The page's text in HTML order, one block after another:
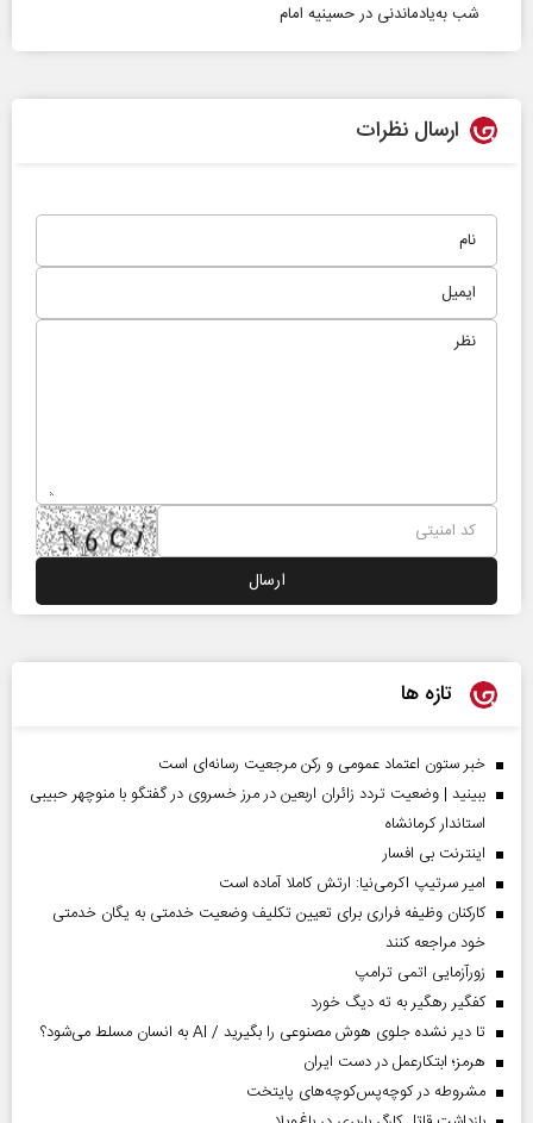
شب به‌یادماندنی در حسینیه امام
ارسال نظرات
تازه ها
خبر ستون اعتماد عمومی و رکن مرجعیت رسانه‌ای است
ببینید | وضعیت تردد زائران اربعین در مرز خسروی در گفتگو با منوچهر حبیبی
استاندار کرمانشاه
اینترنت بی افسار
امیر سرتیپ اکرمی‌نیا: ارتش کاملا آماده است
کارکنان وظیفه فراری برای تعیین تکلیف وضعیت خدمتی به یگان خدمتی
خود مراجعه کنند
زورآزمایی اتمی ترامپ
کفگیر رهگیر به ته دیگ خورد
تا دیر نشده جلوی هوش مصنوعی را بگیرید / AI به انسان مسلط می‌شود؟
هرمز؛ ابتکارعمل در دست ایران
مشروطه در کوچه‌پس‌کوچه‌های پایتخت